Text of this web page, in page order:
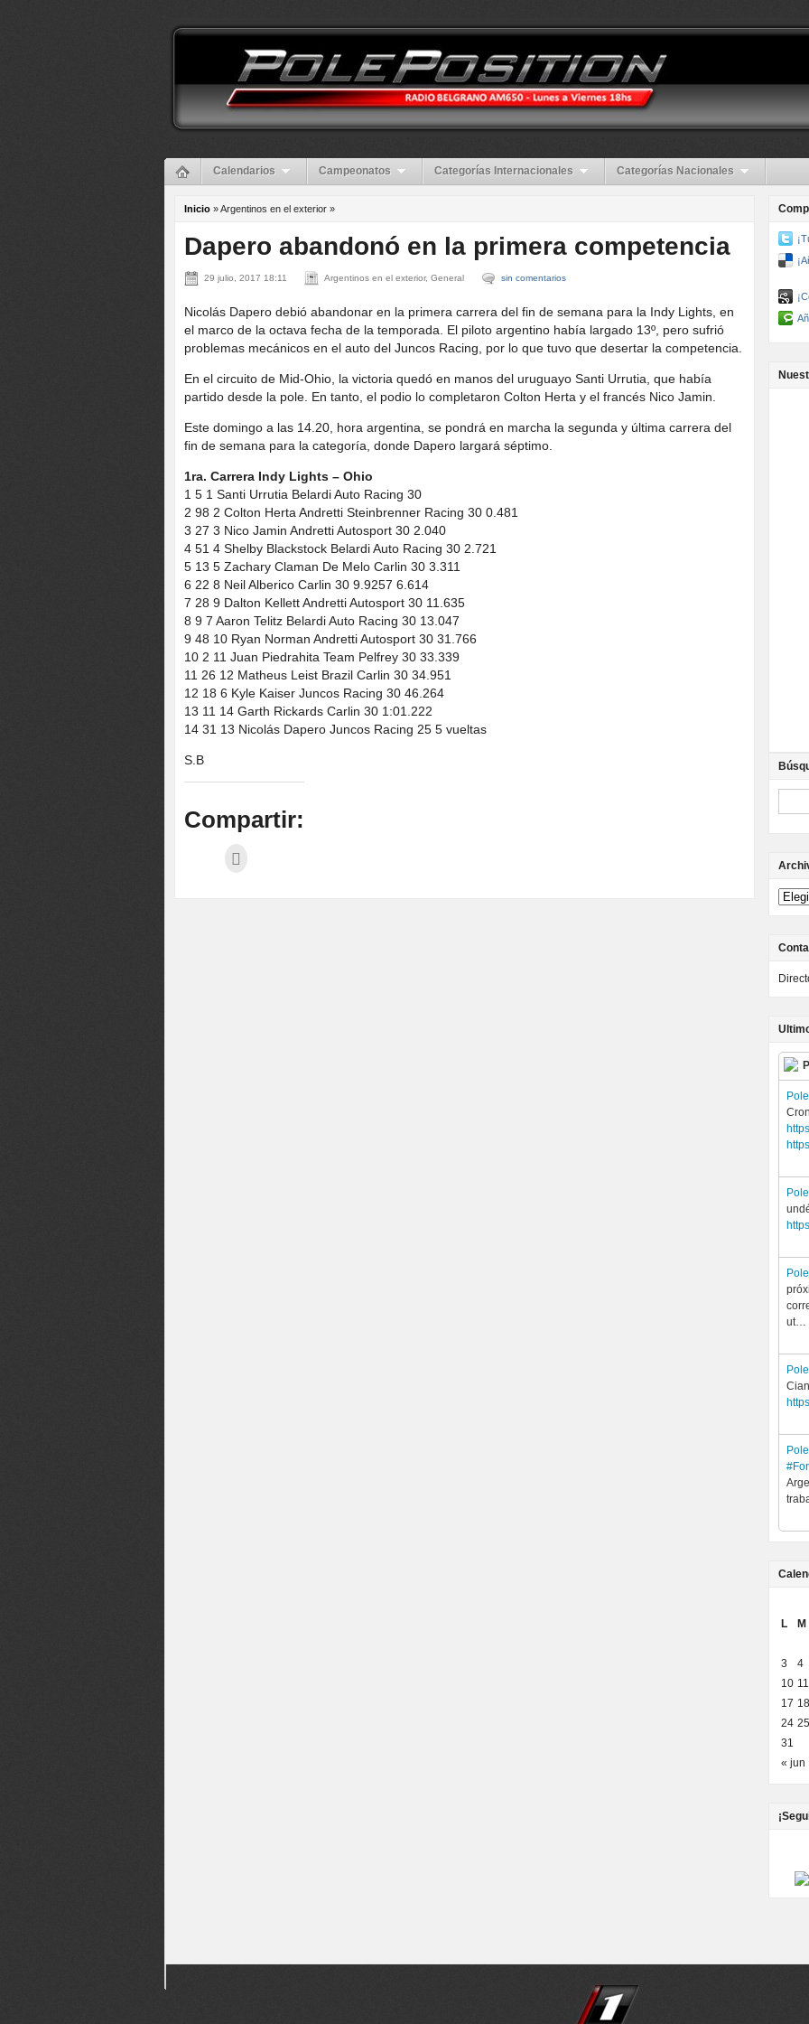
Calendarios Campeonatos Categorías Internacionales Categorías Nacionales
Inicio » Argentinos en el exterior »
Dapero abandonó en la primera competencia
29 julio, 2017 18:11 Argentinos en el exterior, General sin comentarios
Nicolás Dapero debió abandonar en la primera carrera del fin de semana para la Indy Lights, en
el marco de la octava fecha de la temporada. El piloto argentino había largado 13º, pero sufrió
problemas mecánicos en el auto del Juncos Racing, por lo que tuvo que desertar la competencia.
En el circuito de Mid-Ohio, la victoria quedó en manos del uruguayo Santi Urrutia, que había
partido desde la pole. En tanto, el podio lo completaron Colton Herta y el francés Nico Jamin.
Este domingo a las 14.20, hora argentina, se pondrá en marcha la segunda y última carrera del
fin de semana para la categoría, donde Dapero largará séptimo.
1ra. Carrera Indy Lights – Ohio
1 5 1 Santi Urrutia Belardi Auto Racing 30
2 98 2 Colton Herta Andretti Steinbrenner Racing 30 0.481
3 27 3 Nico Jamin Andretti Autosport 30 2.040
4 51 4 Shelby Blackstock Belardi Auto Racing 30 2.721
5 13 5 Zachary Claman De Melo Carlin 30 3.311
6 22 8 Neil Alberico Carlin 30 9.9257 6.614
7 28 9 Dalton Kellett Andretti Autosport 30 11.635
8 9 7 Aaron Telitz Belardi Auto Racing 30 13.047
9 48 10 Ryan Norman Andretti Autosport 30 31.766
10 2 11 Juan Piedrahita Team Pelfrey 30 33.339
11 26 12 Matheus Leist Brazil Carlin 30 34.951
12 18 6 Kyle Kaiser Juncos Racing 30 46.264
13 11 14 Garth Rickards Carlin 30 1:01.222
14 31 13 Nicolás Dapero Juncos Racing 25 5 vueltas
S.B
Compartir:
ut…
L M
« jun
3
4
10 11
17 18
24 25
31